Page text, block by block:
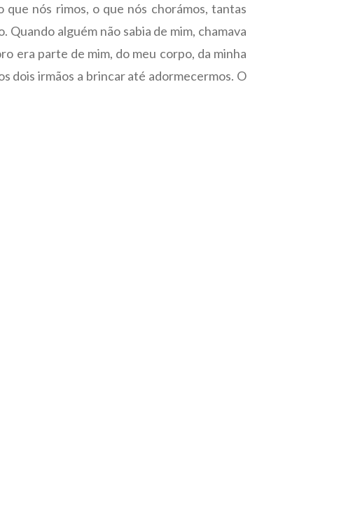
nós rimos, o que nós chorámos, tantas
Quando alguém não sabia de mim, chamava
era parte de mim, do meu corpo, da minha
dois irmãos a brincar até adormecermos. O